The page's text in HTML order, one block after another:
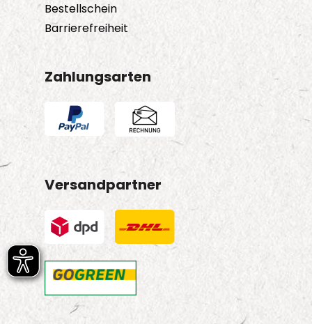
Bestellschein
Barrierefreiheit
Zahlungsarten
Versandpartner